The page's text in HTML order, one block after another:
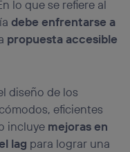
lo que se refiere al
debe enfrentarse a
propuesta accesible
diseño de los
eficientes
incluye mejoras en
lag para lograr una